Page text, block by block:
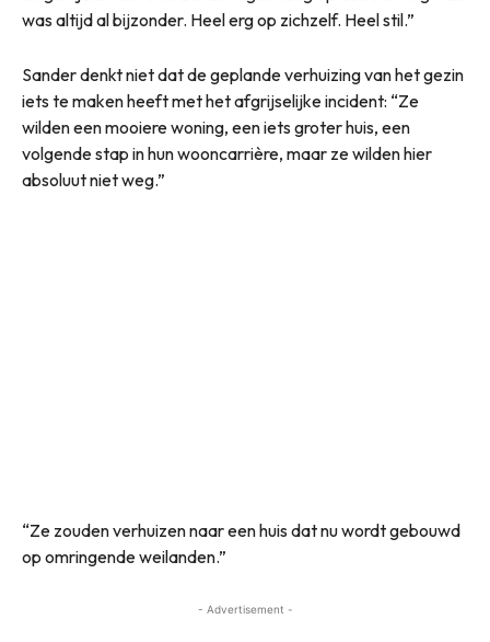
was altijd al bijzonder. Heel erg op zichzelf. Heel stil.”
Sander denkt niet dat de geplande verhuizing van het gezin
iets te maken heeft met het afgrijselijke incident: “Ze
wilden een mooiere woning, een iets groter huis, een
volgende stap in hun wooncarrière, maar ze wilden hier
absoluut niet weg.”
“Ze zouden verhuizen naar een huis dat nu wordt gebouwd
op omringende weilanden.”
- Advertisement -